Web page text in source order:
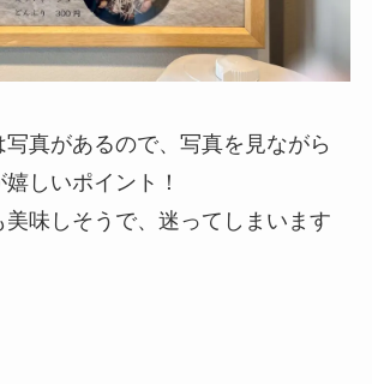
真があるので、写真を見ながら
しいポイント！
美味しそうで、迷ってしまいます